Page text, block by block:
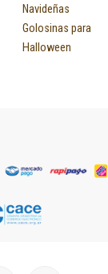
Navideñas
Golosinas para
Halloween